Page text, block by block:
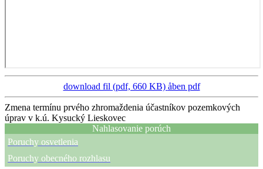
download fil (pdf, 660 KB) åben pdf
Zmena termínu prvého zhromaždenia účastníkov pozemkových
úprav v k.ú. Kysucký Lieskovec
Nahlasovanie porúch
Poruchy osvetlenia
Poruchy obecného rozhlasu